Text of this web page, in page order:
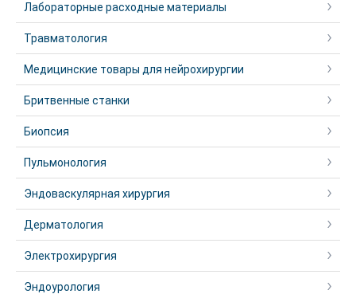
Лабораторные расходные материалы
Травматология
Медицинские товары для нейрохирургии
Бритвенные станки
Биопсия
Пульмонология
Эндоваскулярная хирургия
Дерматология
Электрохирургия
Эндоурология